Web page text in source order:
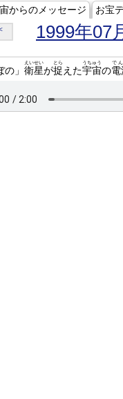
からのメッセージ お宝
1999年07
」 衛星
えいせい
が捉
とら
えた宇宙
うちゅう
の電
で